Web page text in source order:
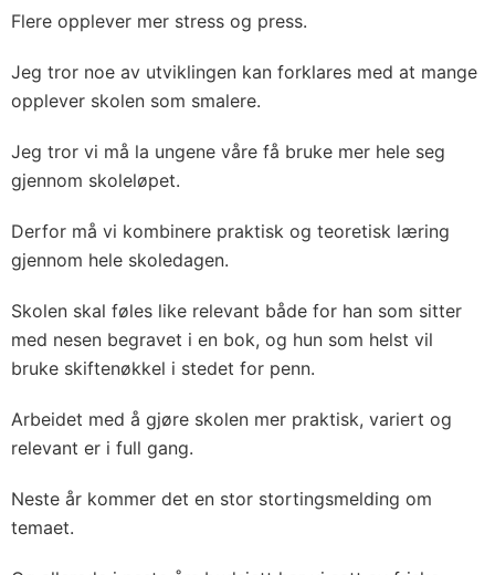
Flere opplever mer stress og press.
Jeg tror noe av utviklingen kan forklares med at mange
opplever skolen som smalere.
Jeg tror vi må la ungene våre få bruke mer hele seg
gjennom skoleløpet.
Derfor må vi kombinere praktisk og teoretisk læring
gjennom hele skoledagen.
Skolen skal føles like relevant både for han som sitter
med nesen begravet i en bok, og hun som helst vil
bruke skiftenøkkel i stedet for penn.
Arbeidet med å gjøre skolen mer praktisk, variert og
relevant er i full gang.
Neste år kommer det en stor stortingsmelding om
temaet.